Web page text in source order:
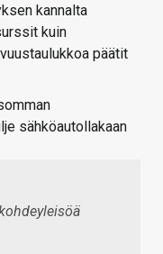
kannalta
kuin
päätit
sähköautollakaan